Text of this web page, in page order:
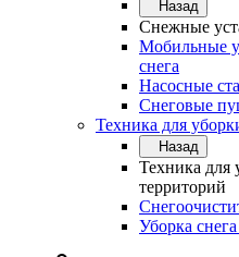
Назад
Снежные
Мобильные
снега
Насосные
Снеговые
Техника для
Назад
Техника для
территорий
Уборка